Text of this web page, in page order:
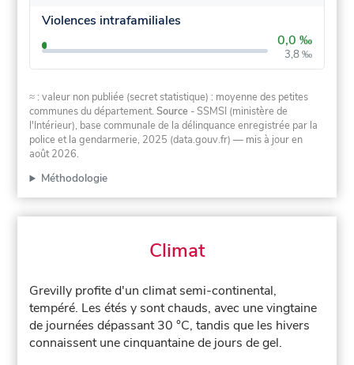
Violences intrafamiliales
0,0 ‰
3,8 ‰
≈ : valeur non publiée (secret statistique) : moyenne des petites
communes du département.Source - SSMSI (ministère de
l'Intérieur), base communale de la délinquance enregistrée par la
police et la gendarmerie, 2025 (data.gouv.fr) — mis à jour en
août 2026.
Méthodologie
Climat
Grevilly profite d'un climat semi-continental,
tempéré. Les étés y sont chauds, avec une vingtaine
de journées dépassant 30 °C, tandis que les hivers
connaissent une cinquantaine de jours de gel.